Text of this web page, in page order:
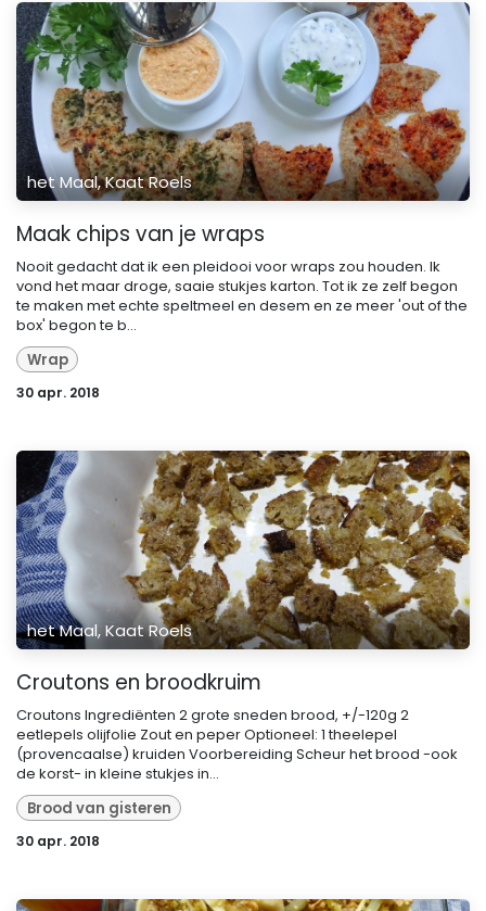
het Maal, Kaat Roels
Maak chips van je wraps
Nooit gedacht dat ik een pleidooi voor wraps zou houden. Ik
vond het maar droge, saaie stukjes karton. Tot ik ze zelf begon
te maken met echte speltmeel en desem en ze meer 'out of the
box' begon te b...
Wrap
30 apr. 2018
het Maal, Kaat Roels
Croutons en broodkruim
Croutons Ingrediënten 2 grote sneden brood, +/-120g 2
eetlepels olijfolie Zout en peper Optioneel: 1 theelepel
(provencaalse) kruiden Voorbereiding Scheur het brood -ook
de korst- in kleine stukjes in...
Brood van gisteren
30 apr. 2018